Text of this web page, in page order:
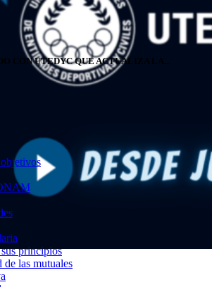
CON UTEDYC QUE ACTUALIZA LA...
principios
las mutuales